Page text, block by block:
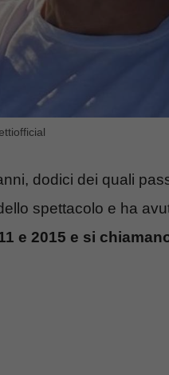
dodici dei quali
spettacolo e ha
e 2015 e si